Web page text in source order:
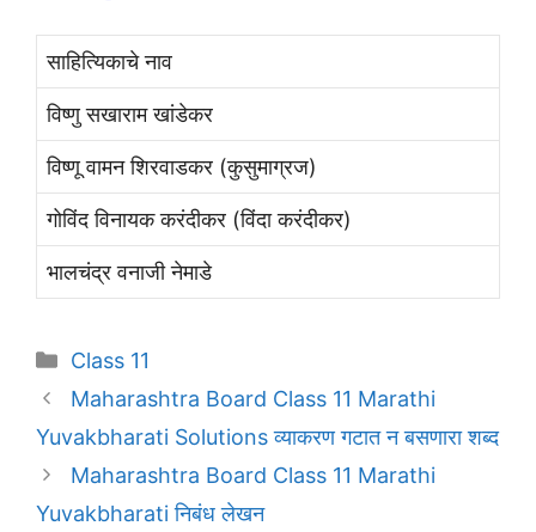
साहित्यिकाचे नाव
विष्णु सखाराम खांडेकर
विष्णू वामन शिरवाडकर (कुसुमाग्रज)
गोविंद विनायक करंदीकर (विंदा करंदीकर)
भालचंद्र वनाजी नेमाडे
Categories
Class 11
Maharashtra Board Class 11 Marathi
Yuvakbharati Solutions व्याकरण गटात न बसणारा शब्द
Maharashtra Board Class 11 Marathi
Yuvakbharati निबंध लेखन